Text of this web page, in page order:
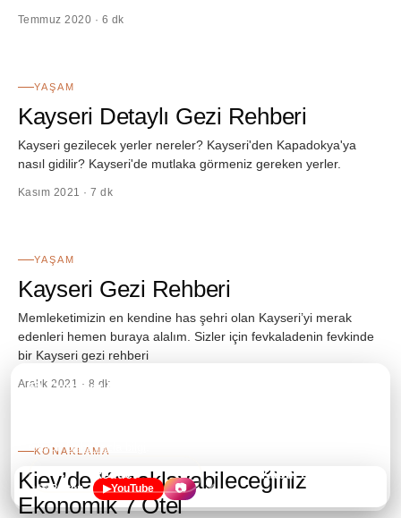
Temmuz 2020 · 6 dk
YAŞAM
Kayseri Detaylı Gezi Rehberi
Kayseri gezilecek yerler nereler? Kayseri'den Kapadokya'ya
nasıl gidilir? Kayseri'de mutlaka görmeniz gereken yerler.
Kasım 2021 · 7 dk
YAŞAM
Kayseri Gezi Rehberi
Memleketimizin en kendine has şehri olan Kayseri’yi merak
edenleri hemen buraya alalım. Sizler için fevkaladenin fevkinde
bir Kayseri gezi rehberi
Aralık 2021 · 8 dk
KONAKLAMA
Kiev’de Konaklayabileceğiniz
Ekonomik 7 Otel
✉️Yeni yazılardan ilk haberi al
✉️ Bülten ▶YouTube 📷 ×
🍪 Çerezler hakkında
istiyor. Daha fazla bilgi
Reddet Kabul Et